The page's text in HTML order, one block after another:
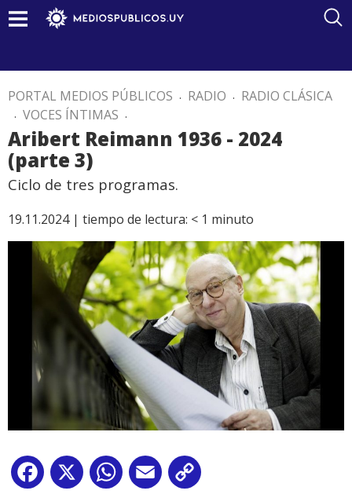
PORTAL MEDIOS PÚBLICOS . RADIO . RADIO CLÁSICA
. VOCES ÍNTIMAS .
Aribert Reimann 1936 - 2024
(parte 3)
Ciclo de tres programas.
19.11.2024 | tiempo de lectura: < 1 minuto
Facebook
X WhatsApp
Email